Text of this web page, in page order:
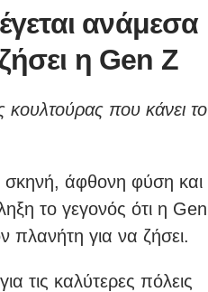
ανάμεσα
η Gen Ζ
που κάνει το
άφθονη φύση και
το γεγονός ότι η Gen
πλανήτη για να ζήσει.
τις καλύτερες πόλεις